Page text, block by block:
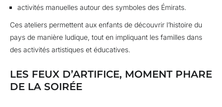
activités manuelles autour des symboles des Émirats.
Ces ateliers permettent aux enfants de découvrir l’histoire du
pays de manière ludique, tout en impliquant les familles dans
des activités artistiques et éducatives.
LES FEUX D’ARTIFICE, MOMENT PHARE
DE LA SOIRÉE